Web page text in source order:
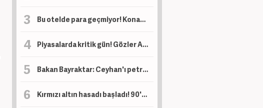
Bu otelde para geçmiyor! Konaklamak için tek bir şart var
Piyasalarda kritik gün! Gözler ABD'nin istihdam verisinde
Bakan Bayraktar: Ceyhan'ı petrol ticaret merkezi haline dönüştürebiliriz
Kırmızı altın hasadı başladı! 90'dan fazla ülkeden talep var